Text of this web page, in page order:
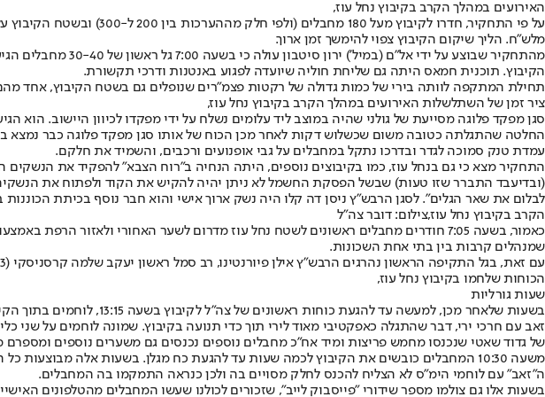
האירועים במהלך הקרב בקיבוץ נחל עוז,
מלש"ח. הליך שיקום הקיבוץ צפוי להימשך זמן ארוך.
מהתחקיר שבוצע על
הקיבוץ. תוכנית חמאס היתה גם שליחת חוליה שיועדה לפגוע באנטנות ודרכי תקשורת.
תחילת המתקפה לוותה בירי של כמות גדולה של רקטות פצמ"רים שנופלים גם בשטח הקיבוץ, אחד
ציר זמן של השתלשלות האירועים במהלך הקרב בקיבוץ נחל עוז,
סגן מפקד פלוגה מסייעת של גולני שהיה במוצב ליד עלומים נשלח על ידי מפקדו לכיוון היישוב. הוא הגיע לשער ב-6:49 אך לא הצליח להכנס בשל נפילת החשמל וקיבל החלטה להגן מעמדת טנקים
החלטה שהתגלתה כטובה משום שכשלוש דקות לאחר מכן הכוח של אותו סגן מפקד פלוגה כבר נמצא
עמדת טנק סמוכה לגדר ובדרכו נתקל במחבלים על גבי אופנועים ורכבים, והשמיד את חלקם.
התחקיר מצא כי גם בנחל עוז, כמו בקיבוצים נוספים, היתה הנחיה ב"רוח הצבא" להפקיד את הנשקים
לבלום את שאר הגלים". לסגן הרבש"ץ ניסן דה קלו היה נשק ארוך אישי והוא חבר נוסף בכיתת הכוננות
הקרב בקיבוץ נחל עוז,צילום: דובר צה"ל
כאמור, בשעה 7:05 חודרים מחבלים ראשונים לשטח נחל עוז מדרום לשער האחורי ולאזור
שמנהלים קרבות בין בתי אחת השכונות.
עם זאת, בגל התקיפה הראשון נהרגים הרבש"ץ אילן פיורנטינו, רב סמל ראשון יעקב שלמה קרסניסקי (23), לוחם הימ"ס. ותושבת הקיבוץ שושי ברוש (75). בעלה יונצ'י נפצע וישנם נפגעים מכח הימ"ס.
הכוחות שלחמו בקיבוץ נחל עוז,
שעות גורליות
בשעות שלאחר מכן, למעשה עד
של גדוד שאטי שנכנסו מחמש פריצות ומיד אח"כ מחבלים נוספים נכנסים גם משערים נוספים ומספרם
משעה 10:30 המחבלים כובשים את הקיבוץ לכמה שעות עד להגעת כח מגלן. בשעות אלה
ה"זאב" עם לוחמי הימ"ס לא הצליח להכנס לחלק מסויים בה ולכן כנראה התמקמו בה המחבלים.